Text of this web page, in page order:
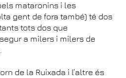
mataronins i les
gent de fora també) té dos
tots dos que
a milers i milers de
de la Ruixada i l’altre és